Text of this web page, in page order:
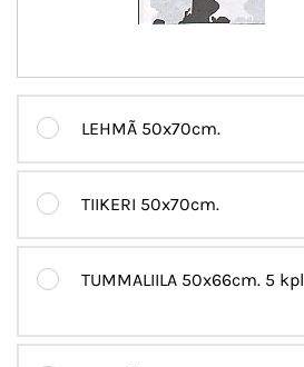
LEHMÃ 50x70cm.
TIIKERI 50x70cm.
TUMMALIILA 50x66cm. 5 kpl